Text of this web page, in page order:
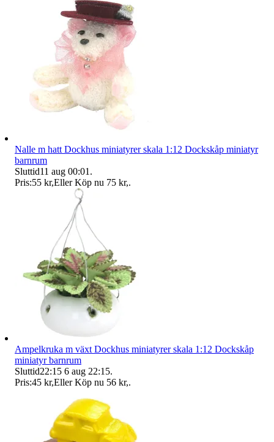
Nalle m hatt Dockhus miniatyrer skala 1:12 Dockskåp miniatyr
barnrum
Sluttid11 aug 00:01 .
Pris:55 kr,Eller Köp nu 75 kr,.
Ampelkruka m växt Dockhus miniatyrer skala 1:12 Dockskåp
miniatyr barnrum
Sluttid22:15 6 aug 22:15.
Pris:45 kr,Eller Köp nu 56 kr,.